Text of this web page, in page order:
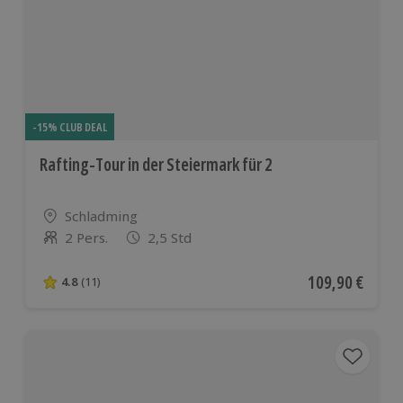
-15% CLUB DEAL
Rafting-Tour in der Steiermark für 2
Standort
Schladming
Anzahl der Teilnehmer
2 Pers. 2,5 Std
4.8 von 5 Sternen basierend auf 11 Bewertungen
4.8 (11) Aktueller Preis
109,90 €